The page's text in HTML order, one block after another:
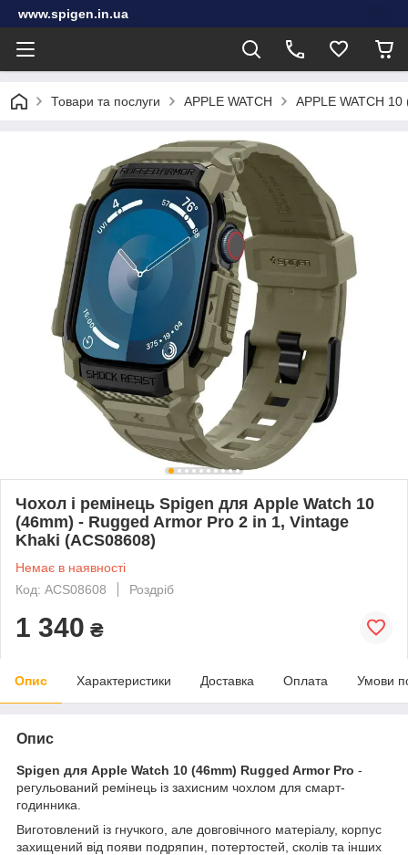
www.spigen.in.ua
Товари та послуги APPLE WATCH APPLE WATCH 10
Чохол і ремінець Spigen для Apple Watch 10
(46mm) - Rugged Armor Pro 2 in 1, Vintage
Khaki (ACS08608)
Немає в наявності
Код: ACS08608
Роздріб
1 340 ₴
Опис Характеристики Доставка Оплата Умови
Опис
Spigen для Apple Watch 10 (46mm) Rugged Armor Pro -
регульований ремінець із захисним чохлом для смарт-
годинника.
Виготовлений із гнучкого, але довговічного матеріалу, корпус
захищений від появи подряпин, потертостей, сколів та інших